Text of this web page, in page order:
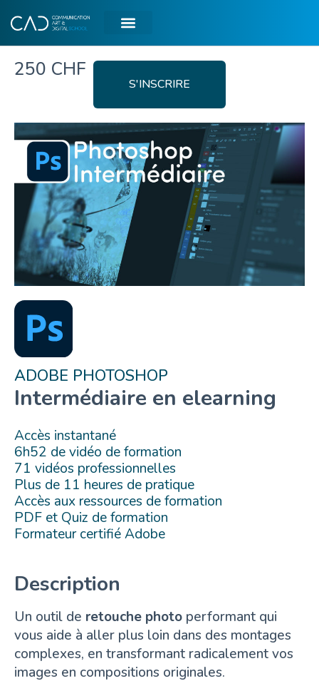
250 CHF
S'INSCRIRE
ADOBE PHOTOSHOP
Intermédiaire en elearning
Accès instantané
6h52 de vidéo de formation
71 vidéos professionnelles
Plus de 11 heures de pratique
Accès aux ressources de formation
PDF et Quiz de formation
Formateur certifié Adobe
Description
Un outil de retouche photo performant qui
vous aide à aller plus loin dans des montages
complexes, en transformant radicalement vos
images en compositions originales.